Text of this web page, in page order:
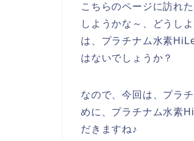
こちらのページに訪れ
しようかな～、どうし
は、プラチナム水素
はないでしょうか？
なので、今回は、プラ
めに、プラチナム水素
だきますね♪